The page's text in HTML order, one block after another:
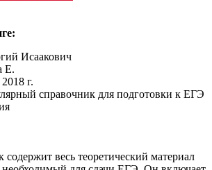
Исаакович
Е.
г.
справочник для подготовки к ЕГЭ
весь теоретический материал